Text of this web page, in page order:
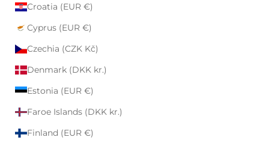
Croatia (EUR €)
Cyprus (EUR €)
Czechia (CZK Kč)
Denmark (DKK kr.)
Estonia (EUR €)
Faroe Islands (DKK kr.)
Finland (EUR €)